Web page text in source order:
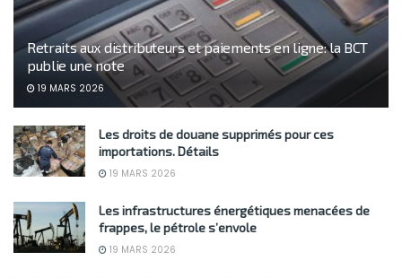
Retraits aux distributeurs et paiements en ligne: la BCT
publie une note
19 MARS 2026
Les droits de douane supprimés pour ces
importations. Détails
19 MARS 2026
Les infrastructures énergétiques menacées de
frappes, le pétrole s’envole
19 MARS 2026